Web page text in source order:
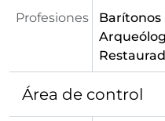
Profesiones
Barítonos
Área de control